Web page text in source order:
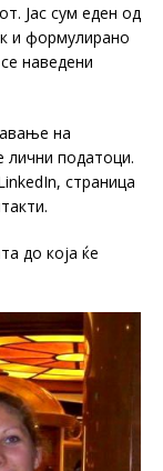
Јас сум еден од
и формулирано
наведени
на
лични податоци.
страница
до која ќе